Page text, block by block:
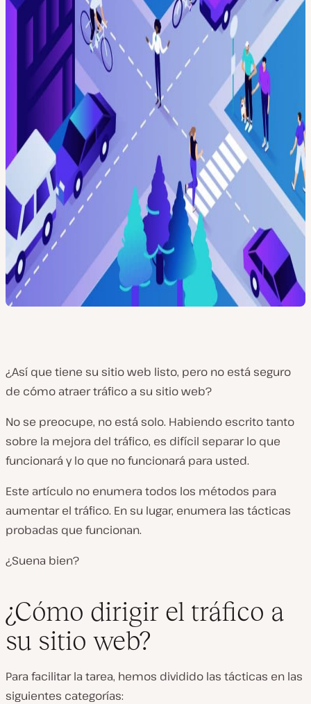
¿Así que tiene su sitio web listo, pero no está seguro
de cómo atraer tráfico a su sitio web?
No se preocupe, no está solo. Habiendo escrito tanto
sobre la mejora del tráfico, es difícil separar lo que
funcionará y lo que no funcionará para usted.
Este artículo no enumera todos los métodos para
aumentar el tráfico. En su lugar, enumera las tácticas
probadas que funcionan.
¿Suena bien?
¿Cómo dirigir el tráfico a
su sitio web?
Para facilitar la tarea, hemos dividido las tácticas en las
siguientes categorías: